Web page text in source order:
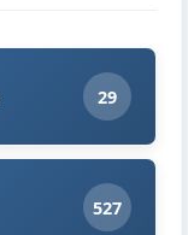
29
527